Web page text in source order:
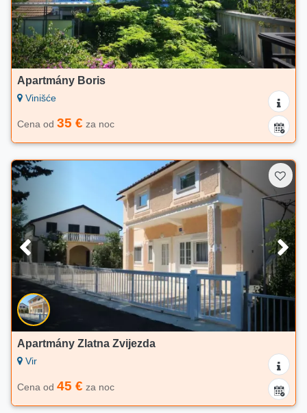
Apartmány Boris
Vinišće
Cena od 35 € za noc
Apartmány Zlatna Zvijezda
Vir
Cena od 45 € za noc